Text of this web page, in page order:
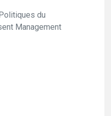
du
Management